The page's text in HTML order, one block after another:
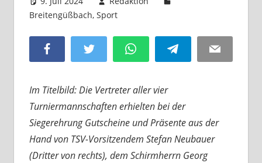
Breitengüßbach, Sport
Facebook Twitter WhatsAppTelegram Email
Im Titelbild: Die Vertreter aller vier
Turniermannschaften erhielten bei der
Siegerehrung Gutscheine und Präsente aus der
Hand von TSV-Vorsitzendem Stefan Neubauer
(Dritter von rechts), dem Schirmherrn Georg